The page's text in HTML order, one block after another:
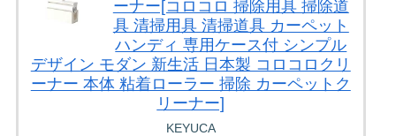
ーナー[コロコロ 掃除用具 掃除道
具 清掃用具 清掃道具 カーペット
ハンディ 専用ケース付 シンプル
デザイン モダン 新生活 日本製 コロコロクリ
ーナー 本体 粘着ローラー 掃除 カーペットク
リーナー]
KEYUCA